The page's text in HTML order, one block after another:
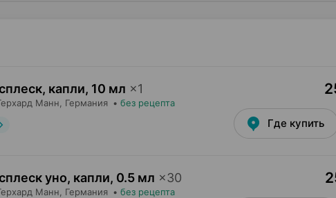
капли, 10 мл ×1
Манн , Германия • без рецепта
Где купить
уно, капли, 0.5 мл ×30
Манн , Германия • без рецепта